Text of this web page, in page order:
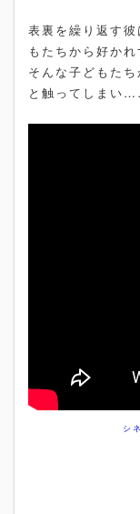
表裏を繰り返す
もたちから好かれ
そんな子どもた
と触ってしまい
シ